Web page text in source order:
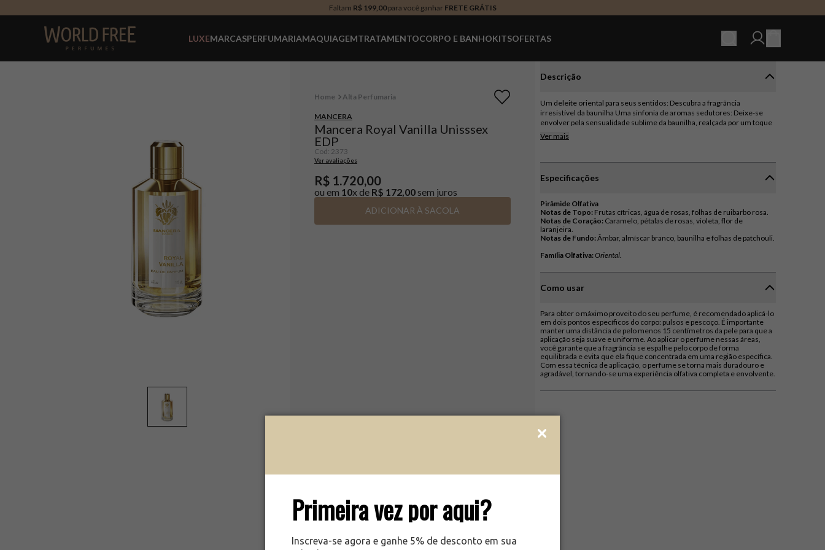
Primeira vez por aqui?
Inscreva-se agora e ganhe 5% de desconto em sua
Faltam R$ 199,00para você ganhar FRETE GRÁTIS
LUXEMARCASPERFUMARIAMAQUIAGEMTRATAMENTOCORPO E BANHOKITSOFERTAS
Alta Perfumaria
MANCERA
Mancera Royal Vanilla Unisssex
EDP
Cod: 2373
Ver avaliações
R$ 1.720,00
ou em 10x de R$ 172,00 sem juros
ADICIONAR À SACOLA
Descrição
Um deleite oriental para seus sentidos: Descubra a fragrância
irresistível da baunilha Uma sinfonia de aromas sedutores: Deixe-se
envolver pela sensualidade sublime da baunilha, realçada por um toque
cítrico de frutas vibrantes e pela frescor da água de rosas. No coração da
fragrância, um buquê floral radiante desabrocha, combinando a doçura
de laranjeira. Nas notas de fundo, âmbar e almíscar branco criam uma
de ruibarbo rosa adicionam um toque intrigante e picante. Uma
apreciam aromas marcantes e sedutores, a fragrância baunilha é a
escolha ideal para ocasiões especiais e noites inesquecíveis. Sua
personalidade única a torna irresistível e memorável, deixando um
rastro de elegância e sofisticação por onde você passa.
Ver mais
Especificações
Pirâmide Olfativa
Notas de Topo:
Notas de Coração: Caramelo, pétalas de rosas, violeta, flor de
Notas de Fundo:Âmbar, almíscar branco, baunilha e folhas de patchouli.
Família Olfativa:Oriental.
Como usar
Para obter o máximo proveito do seu perfume, é recomendado aplicá-lo
em dois pontos específicos do corpo: pulsos e pescoço. É importante
manter uma distância de pelo menos 15 centímetros da pele para que a
aplicação seja suave e uniforme. Ao aplicar o perfume nessas áreas,
você garante que a fragrância se espalhe pelo corpo de forma
equilibrada e evita que ela fique concentrada em uma região específica.
Com essa técnica de aplicação, o perfume se torna mais duradouro e
agradável, tornando-se uma experiência olfativa completa e envolvente.